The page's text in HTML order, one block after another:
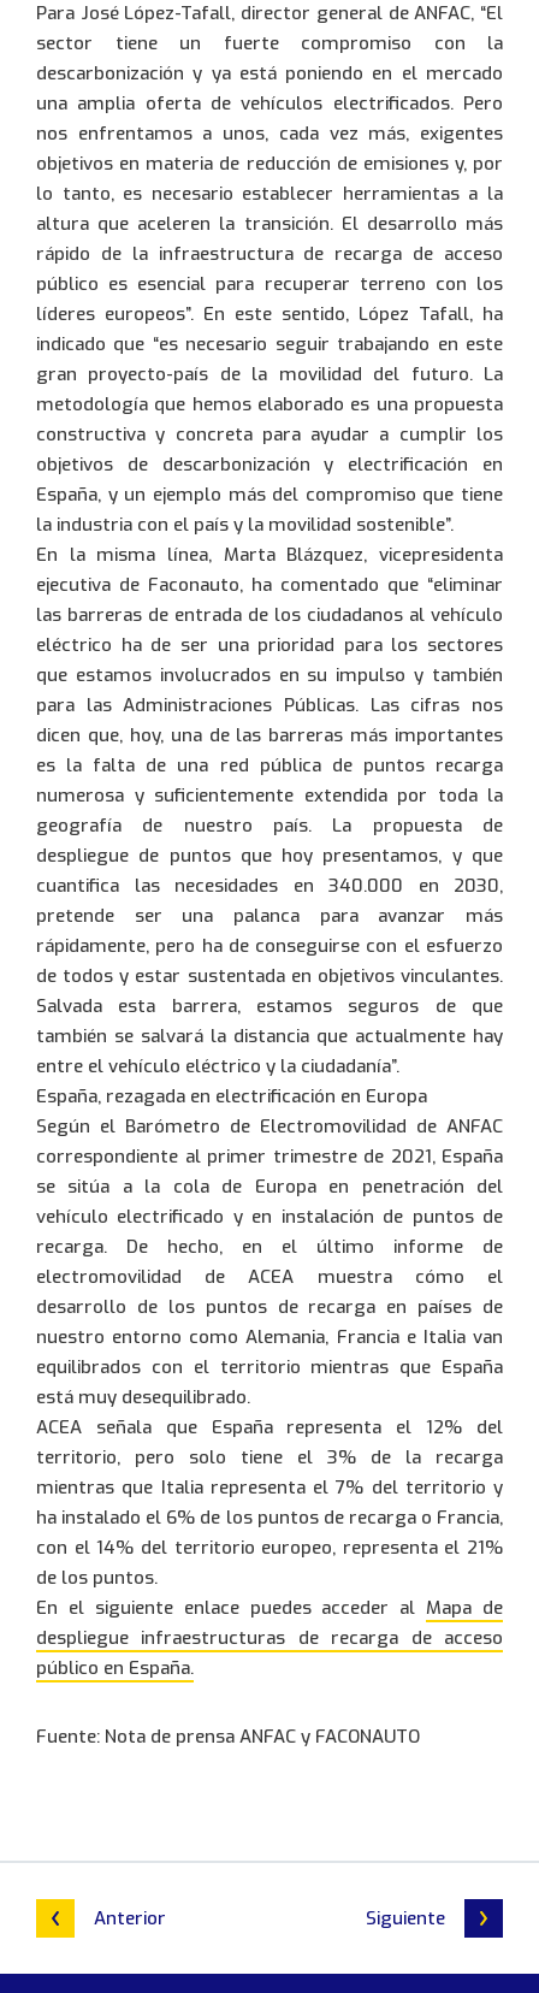
Para José López-Tafall, director general de ANFAC, “El
sector tiene un fuerte compromiso con la
descarbonización y ya está poniendo en el mercado
una amplia oferta de vehículos electrificados. Pero
nos enfrentamos a unos, cada vez más, exigentes
objetivos en materia de reducción de emisiones y, por
lo tanto, es necesario establecer herramientas a la
altura que aceleren la transición. El desarrollo más
rápido de la infraestructura de recarga de acceso
público es esencial para recuperar terreno con los
líderes europeos”. En este sentido, López Tafall, ha
indicado que “es necesario seguir trabajando en este
gran proyecto-país de la movilidad del futuro. La
metodología que hemos elaborado es una propuesta
constructiva y concreta para ayudar a cumplir los
objetivos de descarbonización y electrificación en
España, y un ejemplo más del compromiso que tiene
la industria con el país y la movilidad sostenible”.
En la misma línea, Marta Blázquez, vicepresidenta
ejecutiva de Faconauto, ha comentado que “eliminar
las barreras de entrada de los ciudadanos al vehículo
eléctrico ha de ser una prioridad para los sectores
que estamos involucrados en su impulso y también
para las Administraciones Públicas. Las cifras nos
dicen que, hoy, una de las barreras más importantes
es la falta de una red pública de puntos recarga
numerosa y suficientemente extendida por toda la
geografía de nuestro país. La propuesta de
despliegue de puntos que hoy presentamos, y que
cuantifica las necesidades en 340.000 en 2030,
pretende ser una palanca para avanzar más
rápidamente, pero ha de conseguirse con el esfuerzo
de todos y estar sustentada en objetivos vinculantes.
Salvada esta barrera, estamos seguros de que
también se salvará la distancia que actualmente hay
entre el vehículo eléctrico y la ciudadanía”.
España, rezagada en electrificación en Europa
Según el Barómetro de Electromovilidad de ANFAC
correspondiente al primer trimestre de 2021, España
se sitúa a la cola de Europa en penetración del
vehículo electrificado y en instalación de puntos de
recarga. De hecho, en el último informe de
electromovilidad de ACEA muestra cómo el
desarrollo de los puntos de recarga en países de
nuestro entorno como Alemania, Francia e Italia van
equilibrados con el territorio mientras que España
está muy desequilibrado.
ACEA señala que España representa el 12% del
territorio, pero solo tiene el 3% de la recarga
mientras que Italia representa el 7% del territorio y
ha instalado el 6% de los puntos de recarga o Francia,
con el 14% del territorio europeo, representa el 21%
de los puntos.
En el siguiente enlace puedes acceder alMapa de
despliegue infraestructuras de recarga de acceso
público en España.
Fuente: Nota de prensa ANFAC y FACONAUTO
Anterior Siguiente